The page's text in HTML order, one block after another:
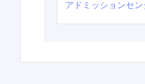
アドミッションセン